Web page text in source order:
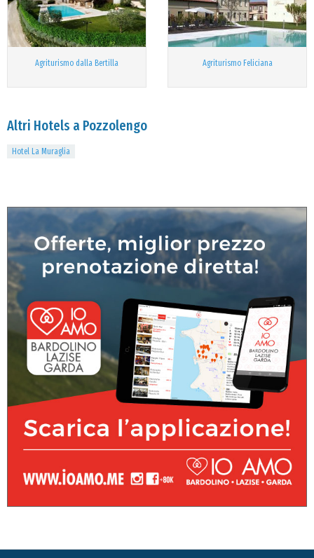
Agriturismo dalla Bertilla Agriturismo Feliciana
Altri Hotels a Pozzolengo
Hotel La Muraglia